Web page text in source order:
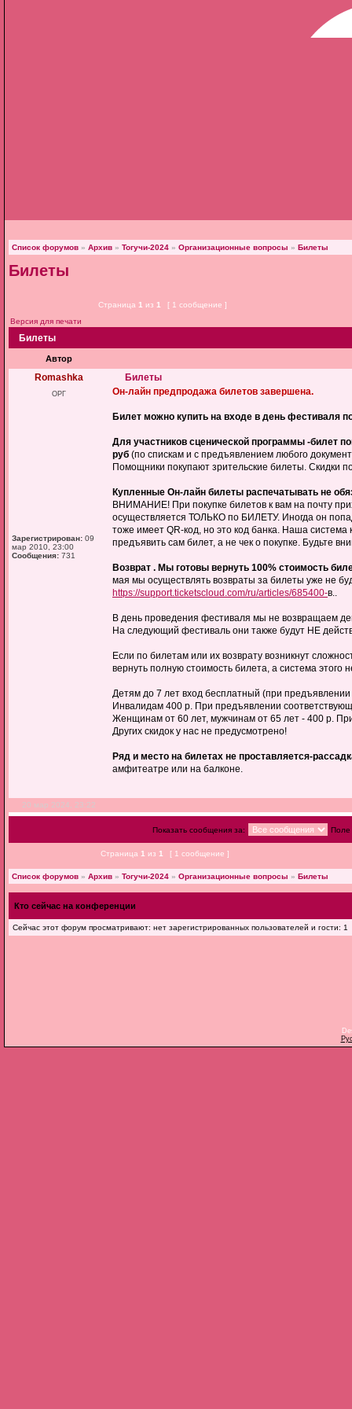
Список форумов » Архив » Тогучи-2024 » Организационные вопросы » Билеты
Билеты
Страница 1 из 1
[ 1 сообщение ]
Версия для печати
Билеты
Автор
Romashka
ОРГ
Зарегистрирован: 09
мар 2010, 23:00
Сообщения: 731
Билеты
Он-лайн предпродажа билетов завершена.
Билет можно купить на входе в день фестиваля
Для участников сценической программы -билет
руб (по спискам и с предъявлением любого
Помощники покупают зрительские билеты. Скидки
Купленные Он-лайн билеты распечатывать не
ВНИМАНИЕ! При покупке билетов к вам на почту
осуществляется ТОЛЬКО по БИЛЕТУ. Иногда он
тоже имеет QR-код, но это код банка. Наша
предъявить сам билет, а не чек о покупке. Будьте
Возврат . Мы готовы вернуть 100% стоимость
мая мы осуществлять возвраты за билеты уже не
https://support.ticketscloud.com/ru/articles/685400-в..
В день проведения фестиваля мы не возвращаем
На следующий фестиваль они также будут НЕ
Если по билетам или их возврату возникнут
вернуть полную стоимость билета, а система этого
Детям до 7 лет вход бесплатный (при предъявлении
Инвалидам 400 р. При предъявлении
Женщинам от 60 лет, мужчинам от 65 лет - 400 р.
Других скидок у нас не предусмотрено!
Ряд и место на билетах не проставляется-
амфитеатре или на балконе.
20 мар 2024, 23:22
Показать сообщения за: Поле
Страница 1 из 1 [ 1 сообщение ]
Список форумов » Архив » Тогучи-2024 » Организационные вопросы » Билеты
Кто сейчас на конференции
Сейчас этот форум просматривают: нет зарегистрированных пользователей и гости: 1